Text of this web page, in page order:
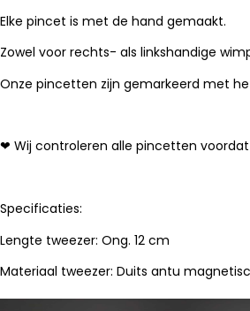
Elke pincet is met de hand gemaakt.
Zowel voor rechts- als linkshandige
Onze pincetten zijn gemarkeerd met
❤ Wij controleren alle pincetten
Specificaties:
Lengte tweezer: Ong. 12 cm
Materiaal tweezer: Duits antu